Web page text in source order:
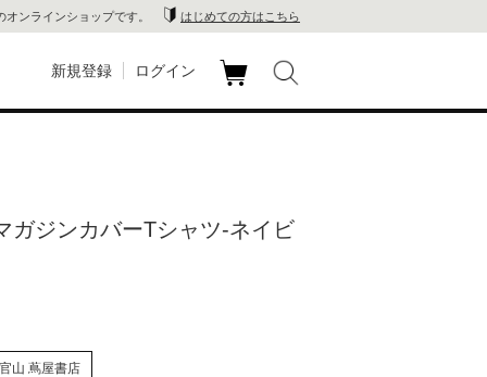
ンラインショップです。 はじめての方はこちら
蔦
新規登録 ログイン
ガジンカバーTシャツ-ネイビ
山 蔦屋書店